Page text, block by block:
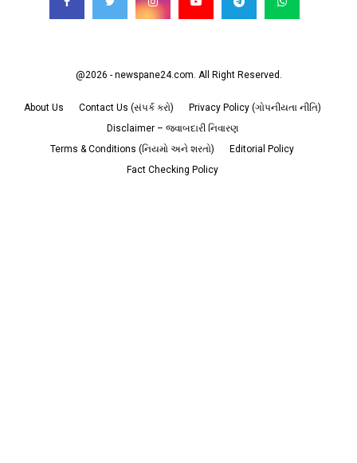
@2026 - newspane24.com. All Right Reserved.
About Us Contact Us (સંપર્ક કરો)
Privacy Policy (ગોપનીયતા નીતિ)
Disclaimer – જવાબદારી નિવારણ
Terms & Conditions (નિયમો અને શરતો)
Editorial Policy
Fact Checking Policy